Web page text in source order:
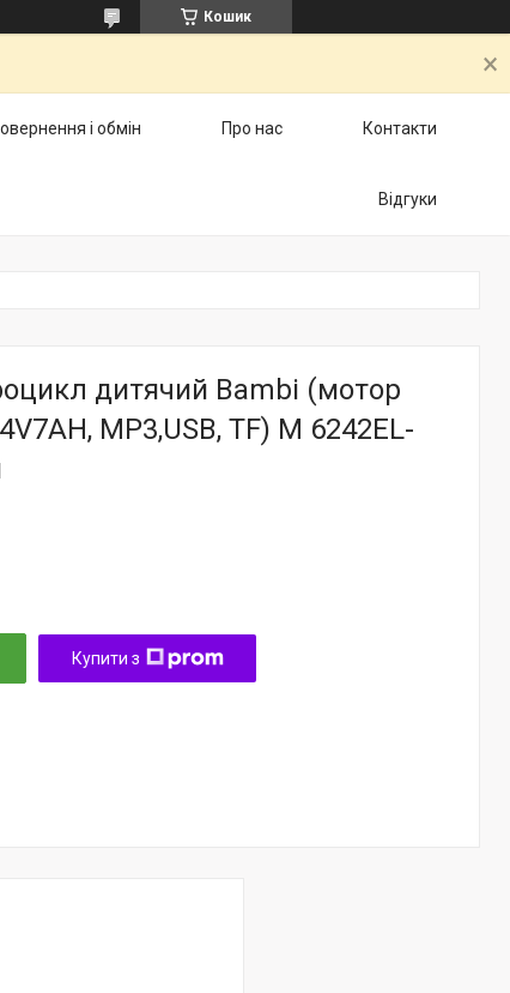
Кошик
і обмін Про нас Контакти
Відгуки
дитячий Bambi (мотор
MP3,USB, TF) M 6242EL-
Купити з